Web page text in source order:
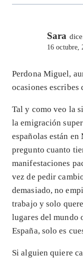
Sara
16 octubre,
Perdona Miguel,
ocasiones
Tal y como veo la
la emigración
españolas están en
pregunto cuanto
manifestaciones
vez de pedir
demasiado, no
trabajo y solo
lugares del mundo
España, solo es
Si alguien quiere